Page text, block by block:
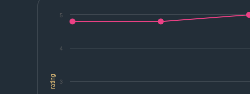
rating 3
4
5